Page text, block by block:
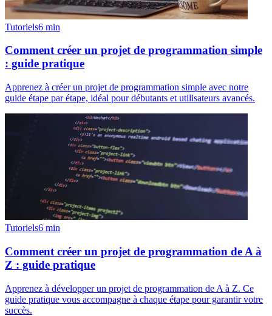
Tutoriels6 min
Comment créer un projet de programmation simple
: guide pratique
Apprenez à créer un projet de programmation simple avec notre
guide étape par étape, idéal pour débutants et utilisateurs avancés.
Tutoriels6 min
Comment créer un projet de programmation de A à
Z : guide pratique
Apprenez à développer un projet de programmation de A à Z. Ce
guide pratique vous accompagne à chaque étape pour garantir votre
succès.